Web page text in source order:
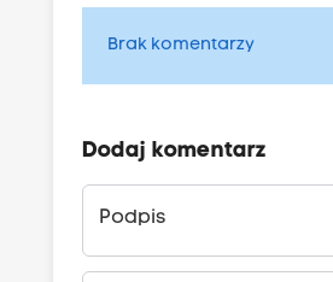
Brak komentarzy
Dodaj komentarz
Podpis